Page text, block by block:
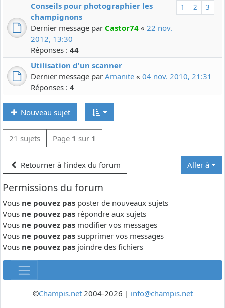
1 2 3
Conseils pour photographier les
champignons
Dernier message par Castor74 « 22 nov.
2012, 13:30
Réponses : 44
Utilisation d'un scanner
Dernier message par Amanite « 04 nov. 2010, 21:31
Réponses : 4
Nouveau sujet
21 sujets Page 1 sur 1
Retourner à l’index du forum Aller à
Permissions du forum
Vous ne pouvez pas poster de nouveaux sujets
Vous ne pouvez pas répondre aux sujets
Vous ne pouvez pas modifier vos messages
Vous ne pouvez pas supprimer vos messages
Vous ne pouvez pas joindre des fichiers
©Champis.net2004-2026 | info@champis.net